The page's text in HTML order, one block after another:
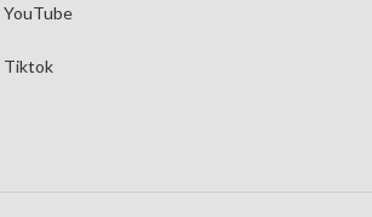
YouTube
Tiktok